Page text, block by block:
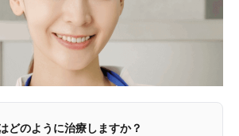
どのように治療しますか？